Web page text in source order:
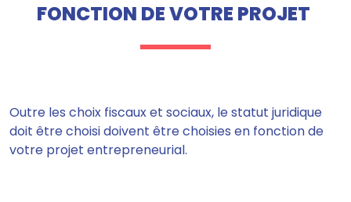
FONCTION DE VOTRE PROJET
Outre les choix fiscaux et sociaux, le statut juridique
doit être choisi doivent être choisies en fonction de
votre projet entrepreneurial.